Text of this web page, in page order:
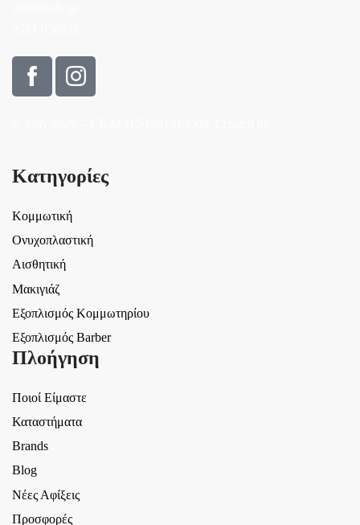
Κατηγορίες
Κομμωτική
Ονυχοπλαστική
Αισθητική
Μακιγιάζ
Εξοπλισμός Κομμωτηρίου
Εξοπλισμός Barber
Πλοήγηση
Ποιοί Είμαστε
Καταστήματα
Brands
Blog
Νέες Αφίξεις
Προσφορές